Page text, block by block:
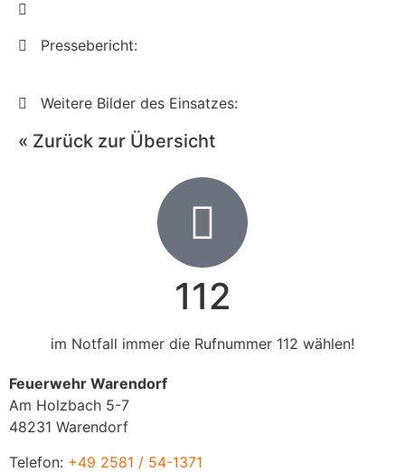
Pressebericht:
Weitere Bilder des Einsatzes:
« Zurück zur Übersicht
112
im Notfall immer die Rufnummer 112 wählen!
Feuerwehr Warendorf
Am Holzbach 5-7
48231 Warendorf
Telefon: +49 2581 / 54-1371